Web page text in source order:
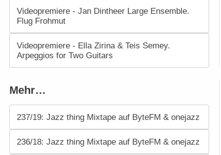
Videopremiere - Jan Dintheer Large Ensemble.
Flug Frohmut
Videopremiere - Ella Zirina & Teis Semey.
Arpeggios for Two Guitars
Mehr…
237/19: Jazz thing Mixtape auf ByteFM & onejazz
236/18: Jazz thing Mixtape auf ByteFM & onejazz